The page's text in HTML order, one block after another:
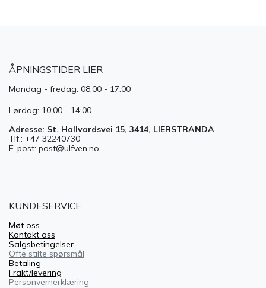
ÅPNINGSTIDER LIER
Mandag - fredag: 08:00 - 17:00
Lørdag: 10:00 - 14:00
Adresse: St. Hallvardsvei 15, 3414, LIERSTRANDA
Tlf.: +47 32240730
E-post: post@ulfven.no
KUNDESERVICE
Møt oss
Kontakt oss
Salgsbetingelser
Ofte stilte spørsmål
Betaling
Frakt/levering
Personvernerklæring